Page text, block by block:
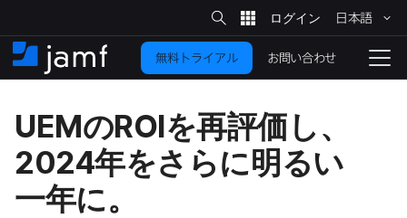
イ
ン
コ
テ
ン
ツ
に
サ
イ
ト
検
索
日本語
ホ
ー
ナ
無料トライアル お問い合わせ
UEMのROIを​再評価し、
2024年を​さらに​明るい​
一年に。